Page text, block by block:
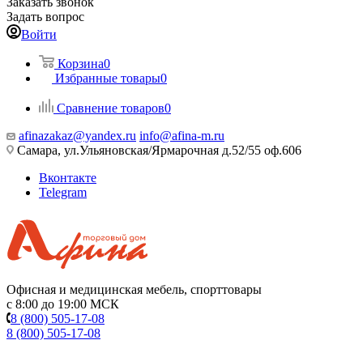
Задать вопрос
Войти
Корзина0
Избранные товары0
Сравнение товаров0
afinazakaz@yandex.ru info@afina-m.ru
Самара, ул.Ульяновская/Ярмарочная д.52/55 оф.606
Вконтакте
Telegram
Офисная и медицинская мебель, спорттовары
с 8:00 до 19:00 МСК
8 (800) 505-17-08
8 (800) 505-17-08